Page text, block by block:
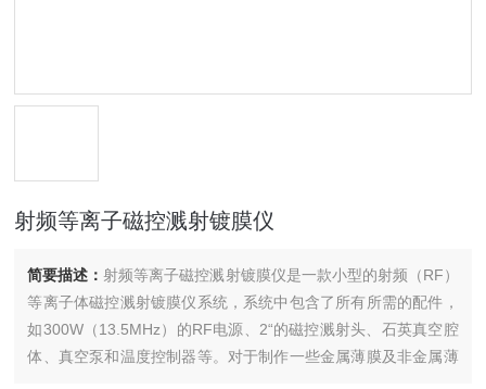
射频等离子磁控溅射镀膜仪
简要描述：射频等离子磁控溅射镀膜仪是一款小型的射频（RF）
等离子体磁控溅射镀膜仪系统，系统中包含了所有所需的配件，
如300W（13.5MHz）的RF电源、2“的磁控溅射头、石英真空腔
体、真空泵和温度控制器等。对于制作一些金属薄膜及非金属薄